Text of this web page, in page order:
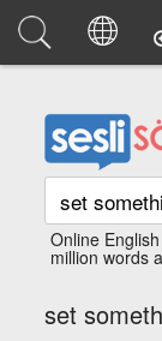
Online
million words
set